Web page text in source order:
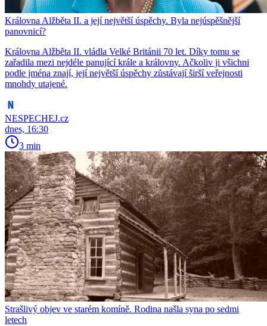
Královna Alžběta II. a její největší úspěchy. Byla nejúspěšnější
panovnicí?
Královna Alžběta II. vládla Velké Británii 70 let. Díky tomu se
zařadila mezi nejdéle panující krále a královny. Ačkoliv ji všichni
podle jména znají, její největší úspěchy zůstávají širší veřejnosti
mnohdy utajené.
NESPECHEJ.cz
dnes, 16:30
3 min
Strašlivý objev ve starém komíně. Rodina našla syna po sedmi
letech